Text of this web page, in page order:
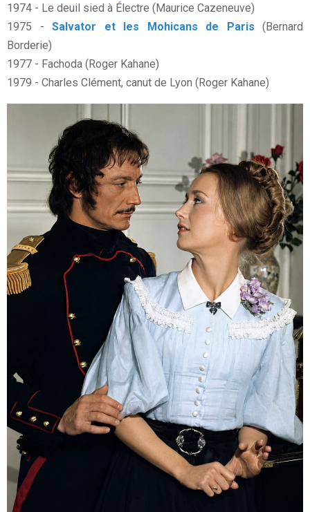
1974 - Le deuil sied à Électre (Maurice Cazeneuve)
1975 - Salvator et les Mohicans de Paris (Bernard
Borderie)
1977 - Fachoda (Roger Kahane)
1979 - Charles Clément, canut de Lyon (Roger Kahane)